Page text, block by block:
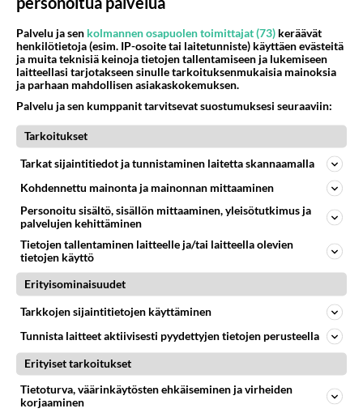
- Loviisa, tosin taitaa olla himpun päälle tuon 100
km
- Porvoo
- Tallinna, Vergi, Lohusalu
- Pääkaupunkiseudulla sitten nippu
- Dragesviken/Porkala Marin
- Inkoo
- Elisaari
- Jussarö
- Sommaröstrand, tämä myös taitaa olla sen 100
km ulkopuolella
Villahousut23
Sommaröstrandissa katkeaa laiturisähköt
22.00...jostain syystä.Mutta hyvät
pesumahdollisuudet siellä on!
Palvelu ja sen kolmannen osapuolen toimittajat (73) keräävät
henkilötietoja (esim. IP-osoite tai laitetunniste) käyttäen evästeitä
ja muita teknisiä keinoja tietojen tallentamiseen ja lukemiseen
laitteellasi tarjotakseen sinulle tarkoituksenmukaisia mainoksia
ja parhaan mahdollisen asiakaskokemuksen.
Palvelu ja sen kumppanit tarvitsevat suostumuksesi seuraaviin:
Tarkoitukset
Tarkat sijaintitiedot ja tunnistaminen laitetta skannaamalla
Kohdennettu mainonta ja mainonnan mittaaminen
Personoitu sisältö, sisällön mittaaminen, yleisötutkimus ja
palvelujen kehittäminen
Tietojen tallentaminen laitteelle ja/tai laitteella olevien
tietojen käyttö
Erityisominaisuudet
Tarkkojen sijaintitietojen käyttäminen
Tunnista laitteet aktiivisesti pyydettyjen tietojen perusteella
Erityiset tarkoitukset
Tietoturva, väärinkäytösten ehkäiseminen ja virheiden
korjaaminen